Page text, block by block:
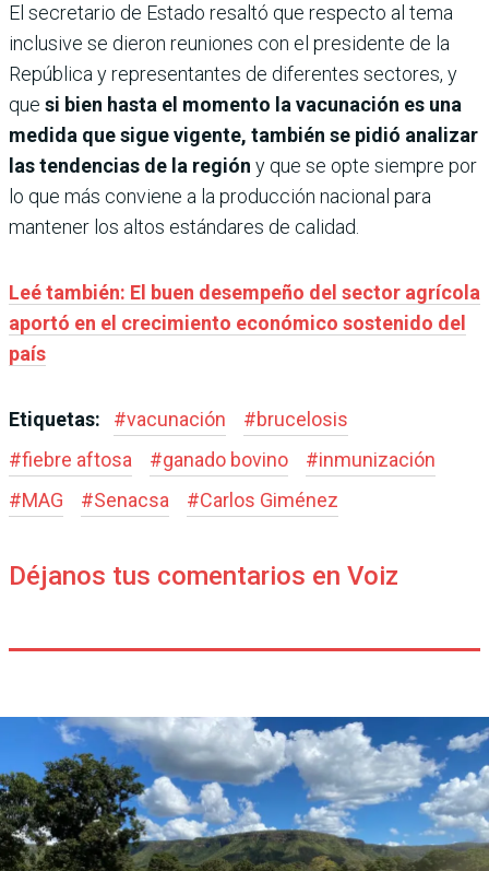
El secretario de Estado resaltó que respecto al tema
inclusive se dieron reuniones con el presidente de la
República y representantes de diferentes sectores, y
que si bien hasta el momento la vacunación es una
medida que sigue vigente, también se pidió analizar
las tendencias de la región y que se opte siempre por
lo que más conviene a la producción nacional para
mantener los altos estándares de calidad.
Leé también: El buen desempeño del sector agrícola
aportó en el crecimiento económico sostenido del
país
Etiquetas: #vacunación #brucelosis
#fiebre aftosa #ganado bovino #inmunización
#MAG #Senacsa #Carlos Giménez
Déjanos tus comentarios en Voiz